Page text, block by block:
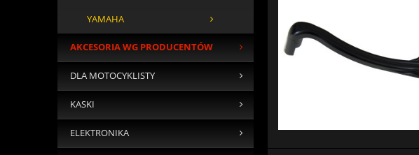
YAMAHA
AKCESORIA WG PRODUCENTÓW
DLA MOTOCYKLISTY
KASKI
ELEKTRONIKA